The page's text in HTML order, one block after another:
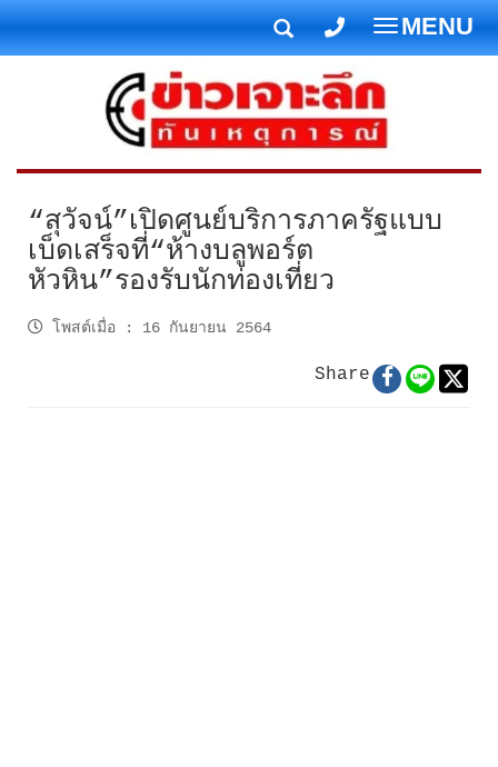
T
o
g
g
l
e
a
t
MENU
“สุวัจน์”เปิดศูนย์บริการภาครัฐแบบ
เบ็ดเสร็จที่“ห้างบลูพอร์ต
หัวหิน”รองรับนักท่องเที่ยว
โพสต์เมื่อ : 16 กันยายน 2564
Share